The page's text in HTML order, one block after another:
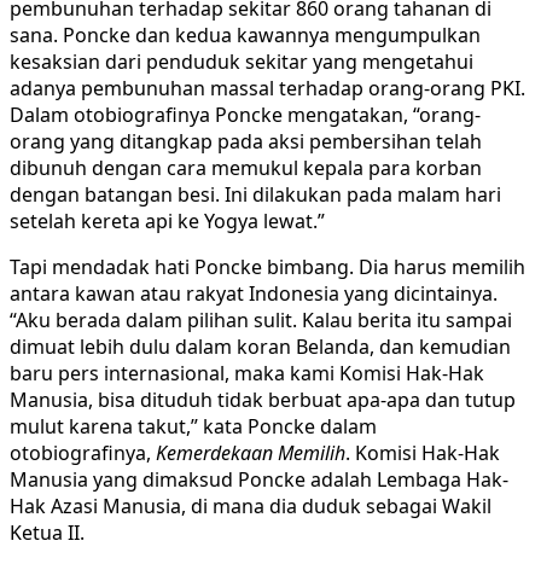
pembunuhan terhadap sekitar 860 orang tahanan di
sana. Poncke dan kedua kawannya mengumpulkan
kesaksian dari penduduk sekitar yang mengetahui
adanya pembunuhan massal terhadap orang-orang PKI.
Dalam otobiografinya Poncke mengatakan, “orang-
orang yang ditangkap pada aksi pembersihan telah
dibunuh dengan cara memukul kepala para korban
dengan batangan besi. Ini dilakukan pada malam hari
setelah kereta api ke Yogya lewat.”
Tapi mendadak hati Poncke bimbang. Dia harus memilih
antara kawan atau rakyat Indonesia yang dicintainya.
“Aku berada dalam pilihan sulit. Kalau berita itu sampai
dimuat lebih dulu dalam koran Belanda, dan kemudian
baru pers internasional, maka kami Komisi Hak-Hak
Manusia, bisa dituduh tidak berbuat apa-apa dan tutup
mulut karena takut,” kata Poncke dalam
otobiografinya, Kemerdekaan Memilih. Komisi Hak-Hak
Manusia yang dimaksud Poncke adalah Lembaga Hak-
Hak Azasi Manusia, di mana dia duduk sebagai Wakil
Ketua II.